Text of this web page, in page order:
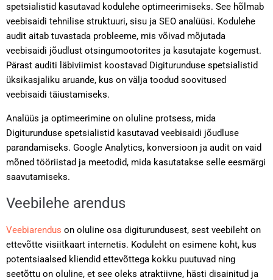
spetsialistid kasutavad kodulehe optimeerimiseks. See hõlmab
veebisaidi tehnilise struktuuri, sisu ja SEO analüüsi. Kodulehe
audit aitab tuvastada probleeme, mis võivad mõjutada
veebisaidi jõudlust otsingumootorites ja kasutajate kogemust.
Pärast auditi läbiviimist koostavad Digiturunduse spetsialistid
üksikasjaliku aruande, kus on välja toodud soovitused
veebisaidi täiustamiseks.
Analüüs ja optimeerimine on oluline protsess, mida
Digiturunduse spetsialistid kasutavad veebisaidi jõudluse
parandamiseks. Google Analytics, konversioon ja audit on vaid
mõned tööriistad ja meetodid, mida kasutatakse selle eesmärgi
saavutamiseks.
Veebilehe arendus
Veebiarendus on oluline osa digiturundusest, sest veebileht on
ettevõtte visiitkaart internetis. Koduleht on esimene koht, kus
potentsiaalsed kliendid ettevõttega kokku puutuvad ning
seetõttu on oluline, et see oleks atraktiivne, hästi disainitud ja